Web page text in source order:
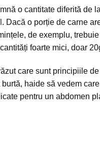
o cantitate diferită de
Dacă o porție de carne
de exemplu, trebuie
foarte mici, doar
care sunt principiile
haide să vedem
pentru un abdomen